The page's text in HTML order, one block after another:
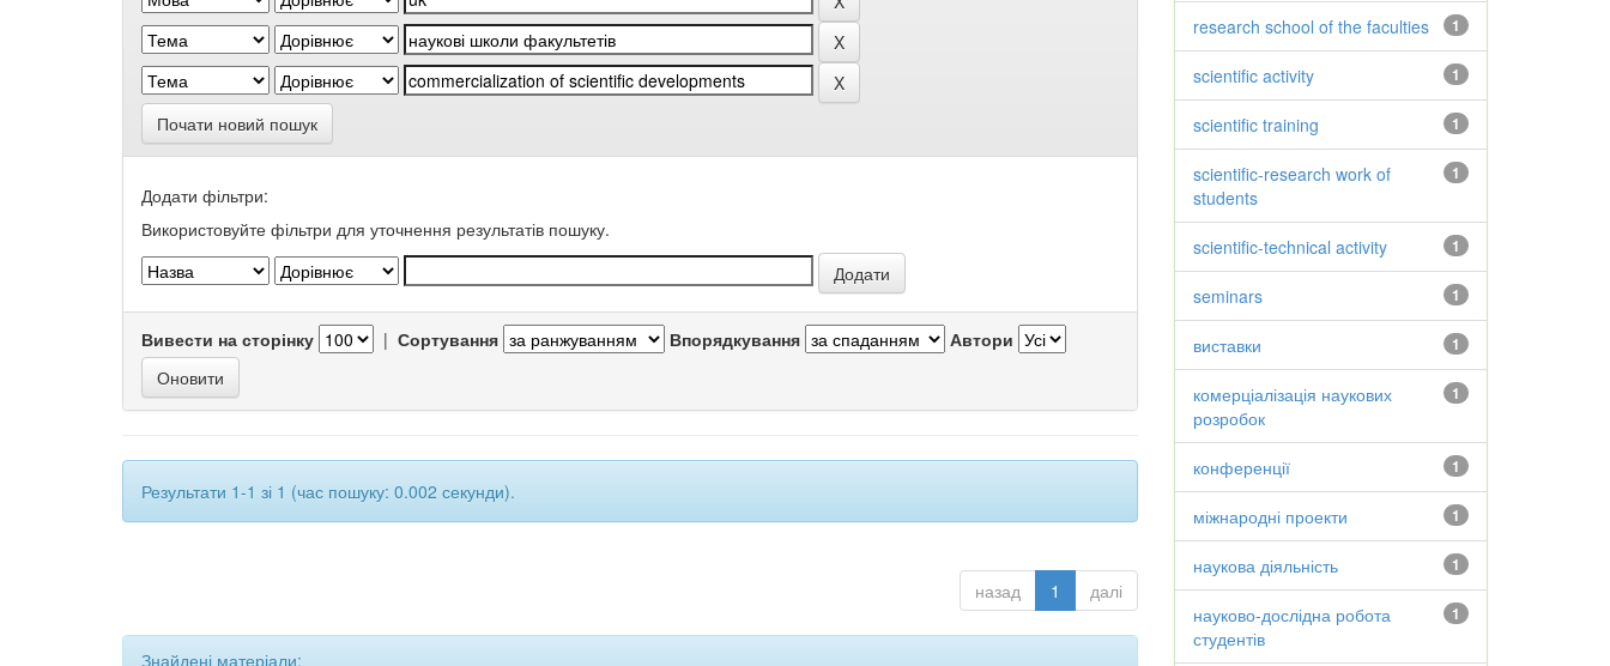
Почати новий пошук
Додати фільтри:
Використовуйте фільтри для уточнення результатів пошуку.
Вивести на сторінку | Сортування Впорядкування Автори
Результати 1-1 зі 1 (час пошуку: 0.002 секунди).
назад 1 далі
Знайдені матеріали:
1
research school of the faculties
1
scientific activity
1
scientific training
1
scientific-research work of
students
1
scientific-technical activity
1
seminars
1
виставки
1
комерціалізація наукових
розробок
1
конференції
1
міжнародні проекти
1
наукова діяльність
1
науково-дослідна робота
студентів